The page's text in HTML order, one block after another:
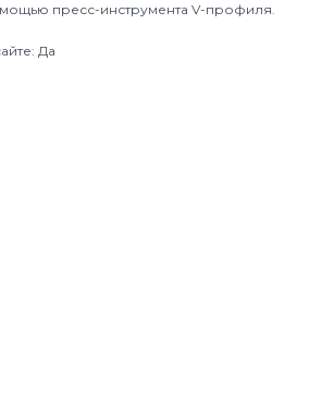
пресс-инструмента V-профиля.
Да